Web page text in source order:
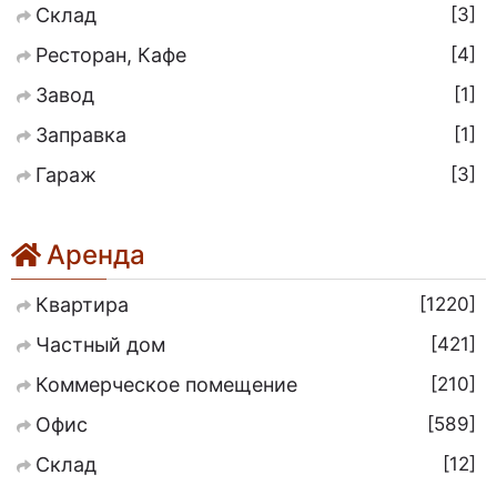
Склад
3
Ресторан, Кафе
4
Завод
1
Заправка
1
Гараж
3
Аренда
Квартира
1220
Частный дом
421
Коммерческое помещение
210
Офис
589
Склад
12